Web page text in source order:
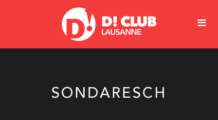
SONDARESCH